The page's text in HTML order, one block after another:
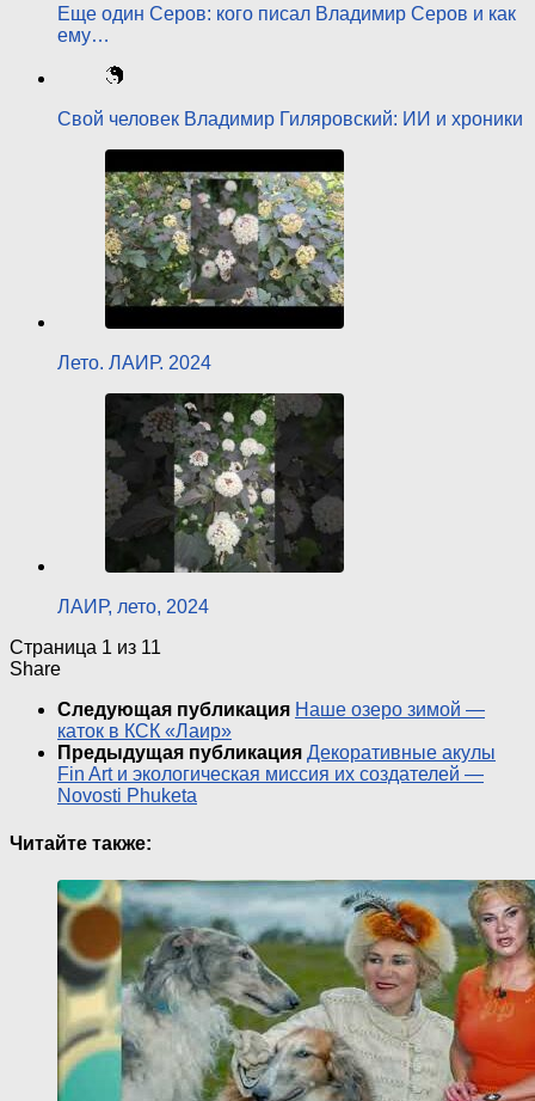
Еще один Серов: кого писал Владимир Серов и как
ему…
Свой человек Владимир Гиляровский: ИИ и хроники
Лето. ЛАИР. 2024
ЛАИР, лето, 2024
Страница 1 из 11
Share
Следующая публикация Наше озеро зимой —
каток в КСК «Лаир»
Предыдущая публикация Декоративные акулы
Fin Art и экологическая миссия их создателей —
Novosti Phuketa
Читайте также: